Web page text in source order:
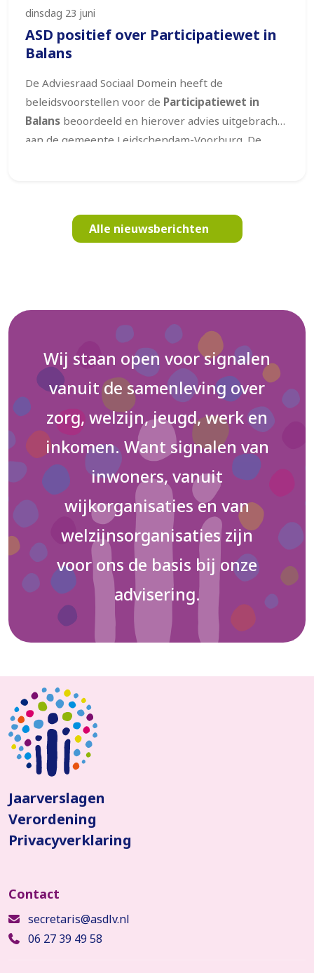
dinsdag 23 juni
ASD positief over Participatiewet in
Balans
De Adviesraad Sociaal Domein heeft de
beleidsvoorstellen voor de Participatiewet in
Balans beoordeeld en hierover advies uitgebracht
aan de gemeente Leidschendam-Voorburg. De
participatie– sluiten goed aan bij de visie van de
Adviesraad.
Alle nieuwsberichten
Wij staan open voor signalen
vanuit de samenleving over
zorg, welzijn, jeugd, werk en
inkomen. Want signalen van
inwoners, vanuit
wijkorganisaties en van
welzijnsorganisaties zijn
voor ons de basis bij onze
advisering.
Jaarverslagen
Verordening
Privacyverklaring
secretaris@asdlv.nl
06 27 39 49 58